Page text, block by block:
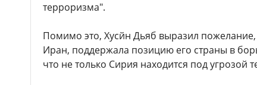
терроризма".
Помимо это, Хусйн Дьяб выразил
Иран, поддержала позицию его страны в
что не только Сирия находится под угрозой